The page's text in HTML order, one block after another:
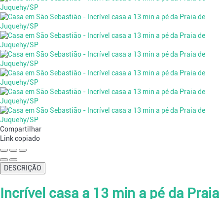
Compartilhar
Link copiado
DESCRIÇÃO
Incrível casa a 13 min a pé da Praia